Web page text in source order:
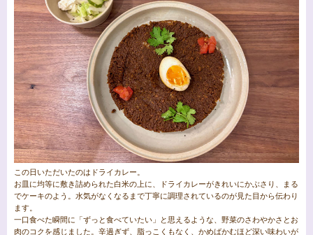
この日いただいたのはドライカレー。
お皿に均等に敷き詰められた白米の上に、ドライカレーがきれいにかぶさり、まる
でケーキのよう。水気がなくなるまで丁寧に調理されているのが見た目から伝わり
ます。
一口食べた瞬間に「ずっと食べていたい」と思えるような、野菜のさわやかさとお
肉のコクを感じました。辛過ぎず、脂っこくもなく、かめばかむほど深い味わいが